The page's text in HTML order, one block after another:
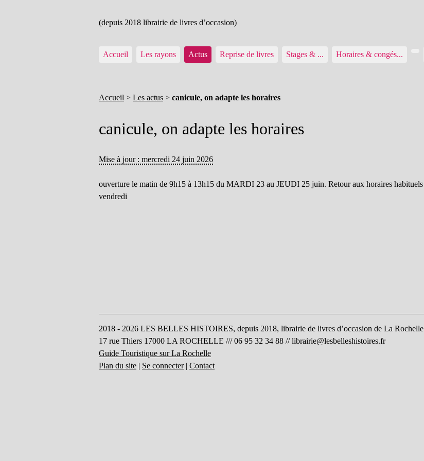
(depuis 2018 librairie de livres d’occasion)
Accueil Les rayons Actus Reprise de livres Stages & ... Horaires & congés...
Accueil > Les actus > canicule, on adapte les horaires
canicule, on adapte les horaires
Mise à jour : mercredi 24 juin 2026
ouverture le matin de 9h15 à 13h15 du MARDI 23 au JEUDI 25 juin. Retour aux horaires habituels
vendredi
2018 - 2026 LES BELLES HISTOIRES, depuis 2018, librairie de livres d’occasion de La Rochelle
17 rue Thiers 17000 LA ROCHELLE /// 06 95 32 34 88 //librairie@lesbelleshistoires.fr
Guide Touristique sur La Rochelle
Plan du site | Se connecter| Contact